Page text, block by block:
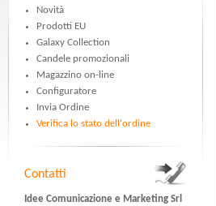
Novità
Prodotti EU
Galaxy Collection
Candele promozionali
Magazzino on-line
Configuratore
Invia Ordine
Verifica lo stato dell'ordine
Contatti
Idee Comunicazione e Marketing Srl